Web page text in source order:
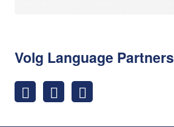
Volg Language Partners